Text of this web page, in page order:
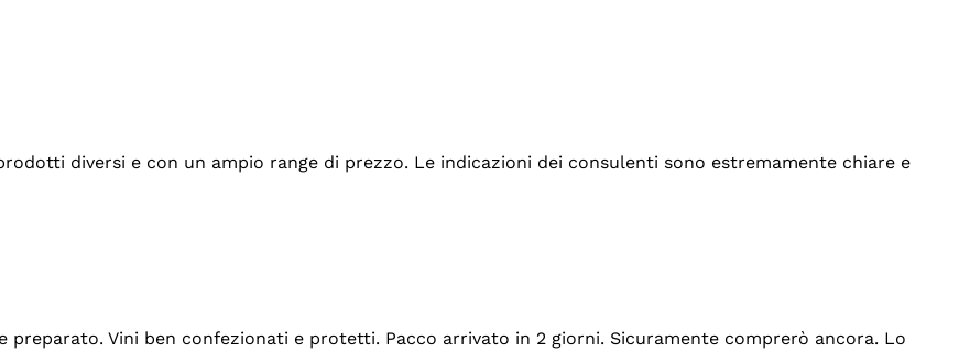
diversi e con un ampio range di prezzo. Le indicazioni dei consulenti sono estremamente chiare e
preparato. Vini ben confezionati e protetti. Pacco arrivato in 2 giorni. Sicuramente comprerò ancora. Lo